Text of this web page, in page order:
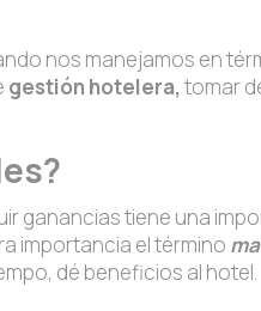
nos manejamos en
gestión hotelera,tomar
ganancias tiene una
importancia el término
dé beneficios al hotel.